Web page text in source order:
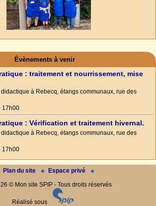
Évènements à venir
: traitement et nourrissement, mise
à Rebecq, étangs communaux, rue des
17h00
: Vérification et traitement hivernal.
didactique à Rebecq, étangs communaux, rue des
17h00
Plan du site
Espace privé
© Mon site SPIP - Tous droits réservés
Réalisé sous